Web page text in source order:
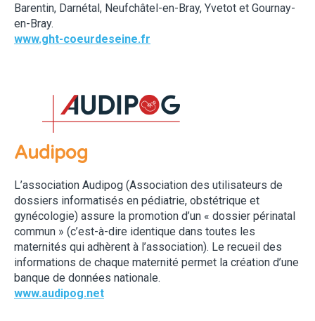
Barentin, Darnétal, Neufchâtel-en-Bray, Yvetot et Gournay-
en-Bray.
www.ght-coeurdeseine.fr
Audipog
L’association Audipog (Association des utilisateurs de
dossiers informatisés en pédiatrie, obstétrique et
gynécologie) assure la promotion d’un « dossier périnatal
commun » (c’est-à-dire identique dans toutes les
maternités qui adhèrent à l’association). Le recueil des
informations de chaque maternité permet la création d’une
banque de données nationale.
www.audipog.net